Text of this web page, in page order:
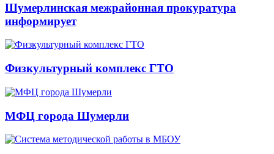
Шумерлинская межрайонная прокуратура
информирует
Физкультурный комплекс ГТО
МФЦ города Шумерли